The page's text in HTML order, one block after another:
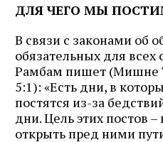
ДЛЯ ЧЕГО МЫ
В связи с законами об
обязательных для
Рамбам пишет (Мишне
5:1): «Есть дни, в
постятся из-за
дни. Цель этих постов
открыть пред ними